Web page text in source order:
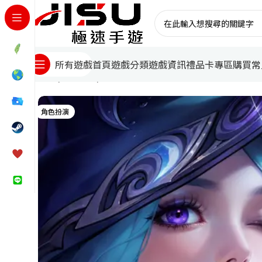
所有遊戲首頁遊戲分類遊戲資訊禮品卡專區購買
首頁
角色扮演